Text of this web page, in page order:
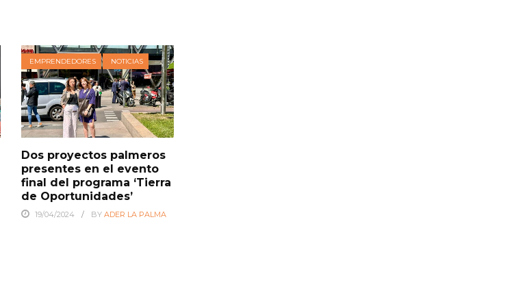
EMPRENDEDORES NOTICIAS
Dos proyectos palmeros
presentes en el evento
final del programa ‘Tierra
de Oportunidades’
19/04/2024 BY ADER LA PALMA